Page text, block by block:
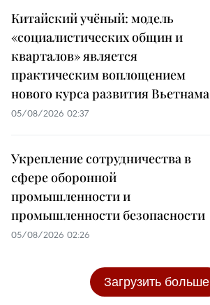
Китайский учёный: модель
«социалистических общин и
кварталов» является
практическим воплощением
нового курса развития Вьетнама
05/08/2026 02:37
Укрепление сотрудничества в
сфере оборонной
промышленности и
промышленности безопасности
05/08/2026 02:26
Загрузить больше